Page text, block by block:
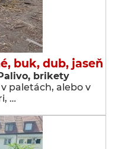
buk, dub, jaseň
brikety
paletách, alebo v
…